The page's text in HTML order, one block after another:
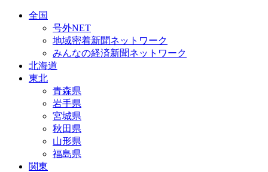
全国
号外NET
地域密着新聞ネットワーク
みんなの経済新聞ネットワーク
北海道
東北
青森県
岩手県
宮城県
秋田県
山形県
福島県
関東